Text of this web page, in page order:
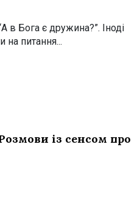
в Бога є дружина?”. Іноді
на питання...
із сенсом про